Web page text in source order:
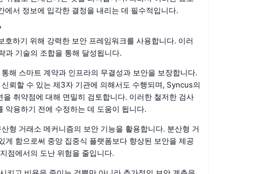
에서 정보에 입각한 결정을 내리는 데 필수적입니다.
하기 위해 강력한 보안 프레임워크를 사용합니다. 이러
과 기술의 조합을 통해 달성됩니다.
해 스마트 계약과 인프라의 무결성과 보안을 보장합니다.
뢰할 수 있는 제3자 기관에 의해서도 수행되며, Syncus의
취약점에 대해 면밀히 검토합니다. 이러한 철저한 검사
악용하기 전에 수정하는 데 도움이 됩니다.
형 거래소 메커니즘의 보안 기능을 활용합니다. 분산형 거
게 함으로써 중앙 집중식 플랫폼보다 향상된 보안을 제공
점에서의 도난 위험을 줄입니다.